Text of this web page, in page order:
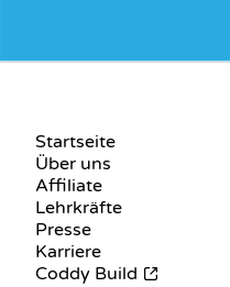
Startseite
Über uns
Affiliate
Lehrkräfte
Presse
Karriere
Coddy Build